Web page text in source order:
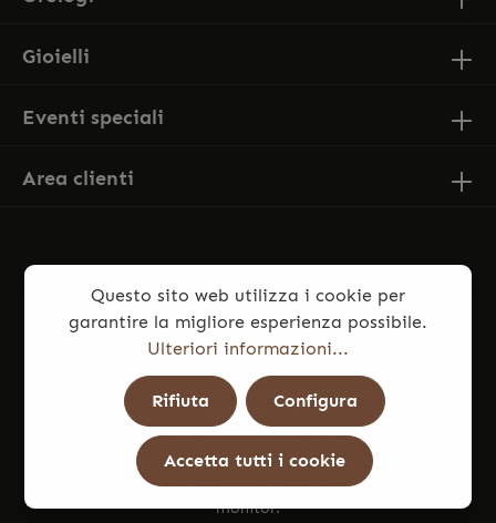
Gioielli
Eventi speciali
Area clienti
* Tutti i prezzi sono comprensivi di IVA più
spese di spedizione
ed eventuali spese di consegna, se non
diversamente indicato.
Le foto dei prodotti potrebbero presentare lievi differenze
di colore rispetto all’articolo reale, dovute a illuminazione e
monitor.
Questo sito web utilizza i cookie per
garantire la migliore esperienza possibile.
Ulteriori informazioni...
Rifiuta Configura
Accetta tutti i cookie